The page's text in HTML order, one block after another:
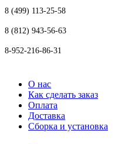
8 (499) 113-25-58
8 (812) 943-56-63
8-952-216-86-31
О нас
Как сделать заказ
Оплата
Доставка
Сборка и установка